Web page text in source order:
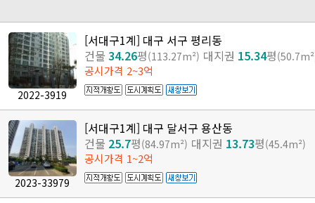
2022-3919
[서대구1계] 대구 서구 평리동
건물 34.26평(113.27m²) 대지권 15.34평
공시가격 2~3억
2023-33979
[서대구1계] 대구 달서구 용산동
건물 25.7평(84.97m²) 대지권 13.73평(45.4m²)
공시가격 1~2억